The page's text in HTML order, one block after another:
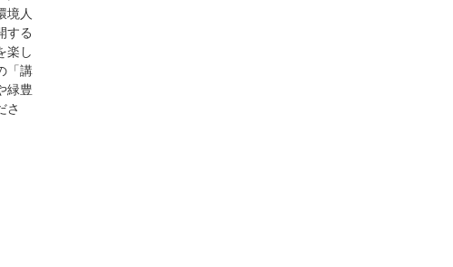
境人
する
楽し
「講
緑豊
さ